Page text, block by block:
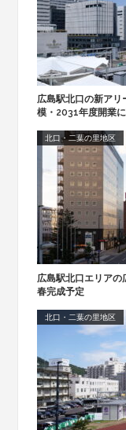
広島駅北口の新アリ
模・2031年度開業
北口・二葉の里地区
広島駅北口エリア
春完成予定
北口・二葉の里地区